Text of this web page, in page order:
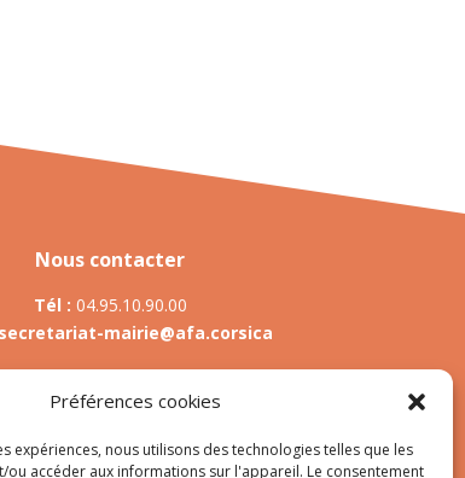
Préférences cookies
expériences, nous utilisons des technologies telles que les
ou accéder aux informations sur l'appareil. Le consentement
Nous contacter
Tél : 04.95.10.90.00
secretariat-mairie@afa.corsica
785 Strada d’Afà – Merria 20167 Afa